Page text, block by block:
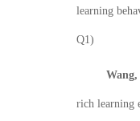
learning
Q1)
Wang,
rich learning